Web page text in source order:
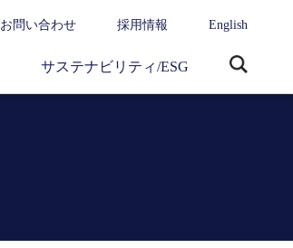
お問い合わせ 採用情報 English
サステナビリティ/ESG